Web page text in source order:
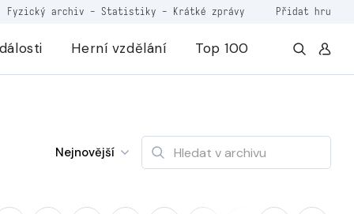
Fyzický archiv - Statistiky - Krátké zprávy Přidat hru
Herní vzdělání Top 100
Nejnovější